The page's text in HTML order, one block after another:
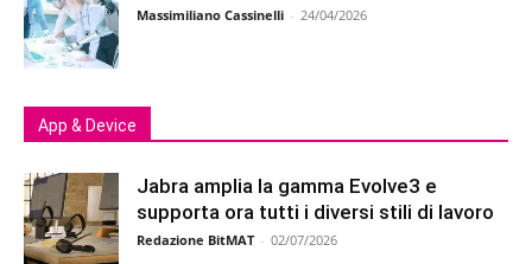
Massimiliano Cassinelli - 24/04/2026
App & Device
Jabra amplia la gamma Evolve3 e
supporta ora tutti i diversi stili di lavoro
Redazione BitMAT - 02/07/2026